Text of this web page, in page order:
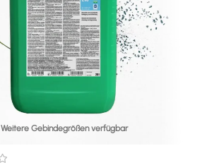
Weitere Gebindegrößen verfügbar